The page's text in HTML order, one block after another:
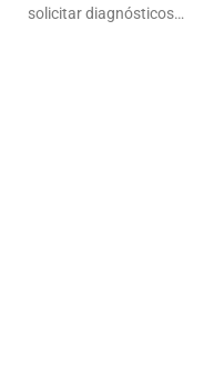
solicitar diagnósticos…